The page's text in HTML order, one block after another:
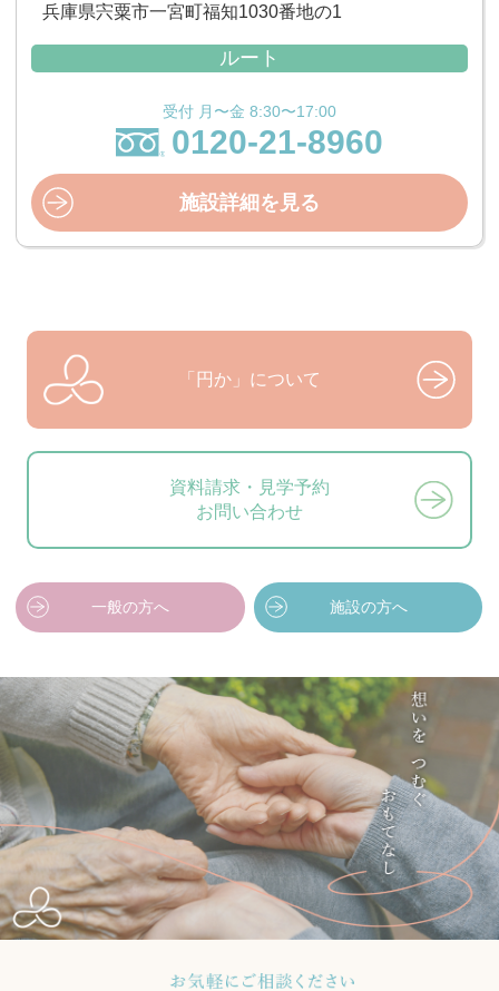
兵庫県宍粟市一宮町福知1030番地の1
ルート
受付 月〜金 8:30〜17:00
0120-21-8960
施設詳細を見る
「円か」について
資料請求・見学予約
お問い合わせ
一般の方へ 施設の方へ